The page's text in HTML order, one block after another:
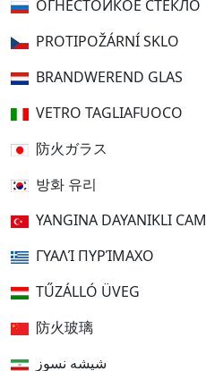
ОГНЕСТОЙКОЕ СТЕКЛО
PROTIPOŽÁRNÍ SKLO
BRANDWEREND GLAS
VETRO TAGLIAFUOCO
防火ガラス
방화 유리
YANGINA DAYANIKLI CAM
ΓΥΑΛΊ ΠΥΡΊΜΑΧΟ
TŰZÁLLÓ ÜVEG
防火玻璃
شیشه نسوز